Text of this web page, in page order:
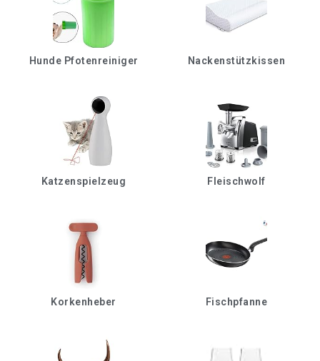
Hunde Pfotenreiniger Nackenstützkissen
Katzenspielzeug Fleischwolf
Korkenheber Fischpfanne